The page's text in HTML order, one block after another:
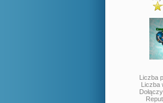
Liczba
Liczba